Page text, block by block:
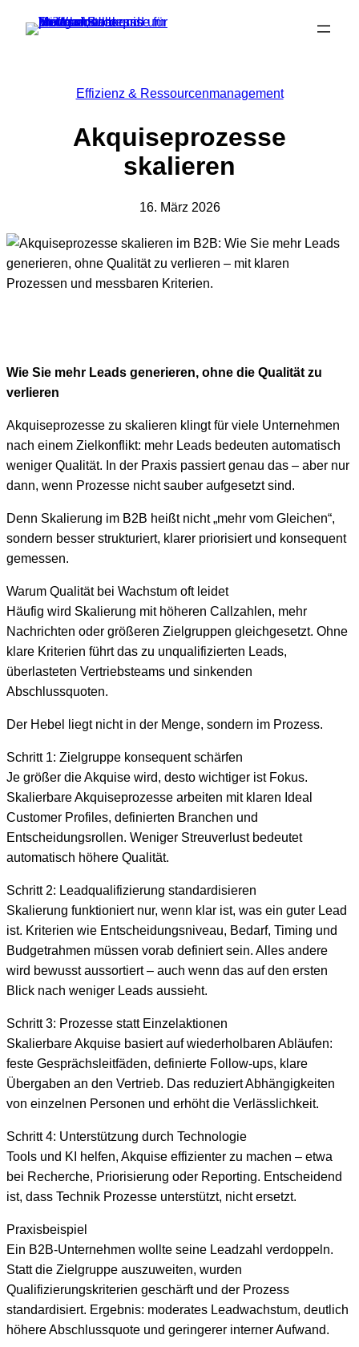
Inhalt
Effizienz & Ressourcenmanagement
Akquiseprozesse
skalieren
16. März 2026
Wie Sie mehr Leads generieren, ohne die Qualität zu
verlieren
Akquiseprozesse zu skalieren klingt für viele Unternehmen
nach einem Zielkonflikt: mehr Leads bedeuten automatisch
weniger Qualität. In der Praxis passiert genau das – aber nur
dann, wenn Prozesse nicht sauber aufgesetzt sind.
Denn Skalierung im B2B heißt nicht „mehr vom Gleichen“,
sondern besser strukturiert, klarer priorisiert und konsequent
gemessen.
Warum Qualität bei Wachstum oft leidet
Häufig wird Skalierung mit höheren Callzahlen, mehr
Nachrichten oder größeren Zielgruppen gleichgesetzt. Ohne
klare Kriterien führt das zu unqualifizierten Leads,
überlasteten Vertriebsteams und sinkenden
Abschlussquoten.
Der Hebel liegt nicht in der Menge, sondern im Prozess.
Schritt 1: Zielgruppe konsequent schärfen
Je größer die Akquise wird, desto wichtiger ist Fokus.
Skalierbare Akquiseprozesse arbeiten mit klaren Ideal
Customer Profiles, definierten Branchen und
Entscheidungsrollen. Weniger Streuverlust bedeutet
automatisch höhere Qualität.
Schritt 2: Leadqualifizierung standardisieren
Skalierung funktioniert nur, wenn klar ist, was ein guter Lead
ist. Kriterien wie Entscheidungsniveau, Bedarf, Timing und
Budgetrahmen müssen vorab definiert sein. Alles andere
wird bewusst aussortiert – auch wenn das auf den ersten
Blick nach weniger Leads aussieht.
Schritt 3: Prozesse statt Einzelaktionen
Skalierbare Akquise basiert auf wiederholbaren Abläufen:
feste Gesprächsleitfäden, definierte Follow-ups, klare
Übergaben an den Vertrieb. Das reduziert Abhängigkeiten
von einzelnen Personen und erhöht die Verlässlichkeit.
Schritt 4: Unterstützung durch Technologie
Tools und KI helfen, Akquise effizienter zu machen – etwa
bei Recherche, Priorisierung oder Reporting. Entscheidend
ist, dass Technik Prozesse unterstützt, nicht ersetzt.
Praxisbeispiel
Ein B2B-Unternehmen wollte seine Leadzahl verdoppeln.
Statt die Zielgruppe auszuweiten, wurden
Qualifizierungskriterien geschärft und der Prozess
standardisiert. Ergebnis: moderates Leadwachstum, deutlich
höhere Abschlussquote und geringerer interner Aufwand.